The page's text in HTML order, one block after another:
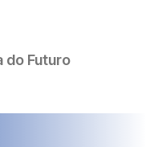
do Futuro